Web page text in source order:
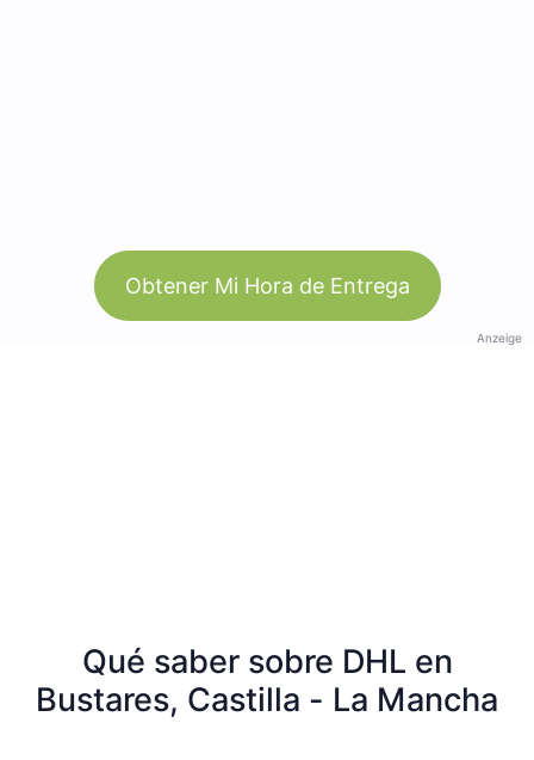
Obtener Mi Hora de Entrega
Anzeige
Qué saber sobre DHL en
Bustares, Castilla - La Mancha